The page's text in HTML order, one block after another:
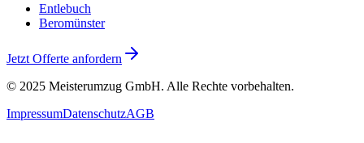
Entlebuch
Beromünster
Jetzt Offerte anfordern
© 2025 Meisterumzug GmbH. Alle Rechte vorbehalten.
ImpressumDatenschutzAGB